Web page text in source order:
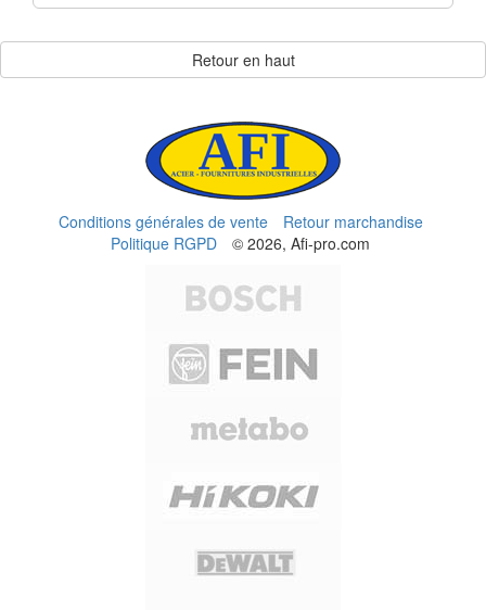
Retour en haut
Conditions générales de vente
Retour marchandise
Politique RGPD
© 2026, Afi-pro.com